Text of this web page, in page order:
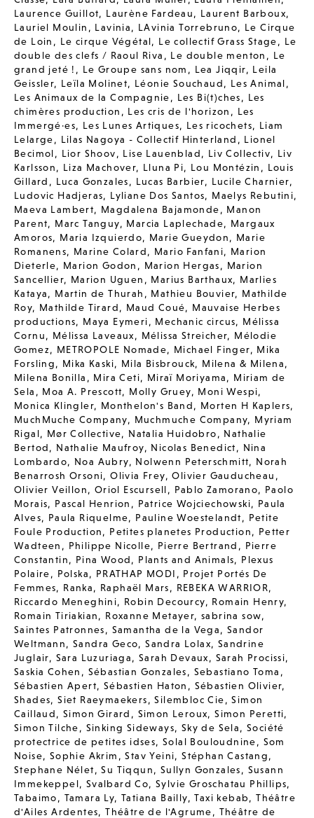
Laurence Guillot, Laurène Fardeau, Laurent Barboux,
Lauriel Moulin , Lavinia, LAvinia Torrebruno, Le Cirque
de Loin , Le cirque Végétal, Le collectif Grass Stage, Le
double des clefs / Raoul Riva , Le double menton , Le
grand jeté ! , Le Groupe sans nom , Lea Jiqqir, Leila
Geissler, Leïla Molinet, Léonie Souchaud, Les Animal,
Les Animaux de la Compagnie, Les Bi(t)ches, Les
chimères production , Les cris de l'horizon , Les
Immergé·es, Les Lunes Artiques, Les ricochets, Liam
Lelarge, Lilas Nagoya - Collectif Hinterland , Lionel
Becimol, Lior Shoov, Lise Lauenblad, Liv Collectiv, Liv
Karlsson, Liza Machover, Lluna Pi, Lou Montézin , Louis
Gillard , Luca Gonzales, Lucas Barbier, Lucile Charnier,
Ludovic Hadjeras, Lyliane Dos Santos, Maelys Rebutini,
Maeva Lambert, Magdalena Bajamonde, Manon
Parent, Marc Tanguy, Marcia Laplechade, Margaux
Amoros, Maria Izquierdo, Marie Gueydon, Marie
Romanens, Marine Colard, Mario Fanfani, Marion
Dieterle, Marion Godon , Marion Hergas, Marion
Sancellier, Marion Uguen , Marius Barthaux, Marlies
Kataya, Martin de Thurah , Mathieu Bouvier, Mathilde
Roy, Mathilde Tirard, Maud Coué, Mauvaise Herbes
productions, Maya Eymeri, Mechanic circus, Mélissa
Cornu, Mélissa Laveaux, Mélissa Streicher, Mélodie
Gomez, METROPOLE Nomade, Michael Finger, Mika
Forsling, Mika Kaski, Mila Bisbrouck, Milena & Milena,
Milena Bonilla , Mira Ceti, Miraï Moriyama, Miriam de
Sela , Moa A. Prescott, Molly Gruey, Moni Wespi,
Monica Klingler, Monthelon's Band, Morten H Kaplers,
MuchMuche Company, Muchmuche Company, Myriam
Rigal, Mør Collective,Natalia Huidobro,Nathalie
Bertod,Nathalie Maufroy,Nicolas Benedict, Nina
Lombardo,Noa Aubry,Nolwenn Peterschmitt,Norah
Benarrosh Orsoni,Olivia Frey,Olivier Gauducheau ,
Olivier Veillon, Oriol Escursell, Pablo Zamorano, Paolo
Morais, Pascal Henrion , Patrice Wojciechowski, Paula
Alves, Paula Riquelme, Pauline Woestelandt, Petite
Foule Production, Petites planetes Production, Petter
Wadteen , Philippe Nicolle, Pierre Bertrand , Pierre
Constantin, Pina Wood, Plants and Animals, Plexus
Polaire, Polska, PRATHAP MODI , Projet Portés De
Femmes, Ranka, Raphaël Mars, REBEKA WARRIOR,
Riccardo Meneghini, Robin Decourcy, Romain Henry,
Romain Tiriakian, Roxanne Metayer,sabrina sow,
Saintes Patronnes, Samantha de la Vega,Sandor
Weltmann,Sandra Geco,Sandra Lolax, Sandrine
Juglair, Sara Luzuriaga,Sarah Devaux, Sarah Procissi,
Saskia Cohen , Sébastian Gonzales, Sebastiano Toma ,
Sébastien Apert, Sébastien Haton , Sébastien Olivier,
Shades,Siet Raeymaekers,Silembloc Cie,Simon
Caillaud,Simon Girard , Simon Leroux,Simon Peretti,
Simon Tilche, Sinking Sideways, Sky de Sela,Société
protectrice de petites idses,Solal Bouloudnine, Som
Noise, Sophie Akrim ,Stav Yeini,Stéphan Castang,
Stephane Nélet,Su Tiqqun, Sullyn Gonzales, Susann
Immekeppel, Svalbard Co,Sylvie Groschatau Phillips,
Tabaimo, Tamara Ly,Tatiana Bailly,Taxi kebab,Théâtre
d'Ailes Ardentes,Théâtre de l'Agrume, Théâtre de